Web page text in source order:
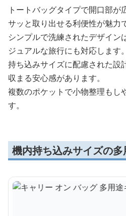
トートバッグタイプで開口部
サッと取り出せる利便性が魅力
シンプルで洗練されたデザイン
ジュアルな旅行にも対応します。
持ち込みサイズに配慮された設
収まる安心感があります。
複数のポケットで小物整理もし
す。
機内持ち込みサイズの